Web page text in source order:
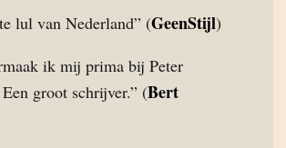
lul van Nederland” (GeenStijl)
ik mij prima bij Peter
groot schrijver.” (Bert